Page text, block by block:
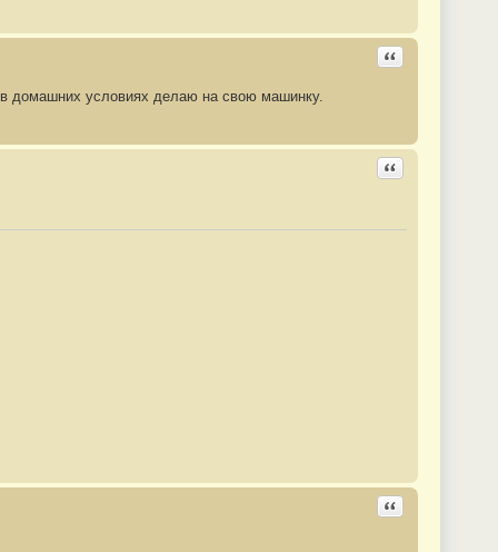
Ответить с
домашних условиях делаю на свою машинку.
Ответить с
Ответить с